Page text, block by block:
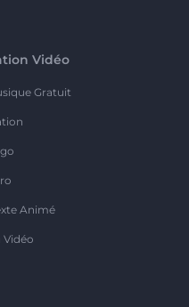
Vidéo
Gratuit
Animé
Vidéo